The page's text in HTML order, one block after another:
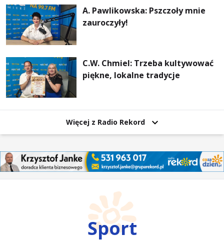
najważniejsza
A. Pawlikowska: Pszczoły mnie
zauroczyły!
C.W. Chmiel: Trzeba kultywować
piękne, lokalne tradycje
Więcej z Radio Rekord
Sport